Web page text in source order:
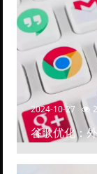
2024-10-27
谷歌优化：
高排名网站